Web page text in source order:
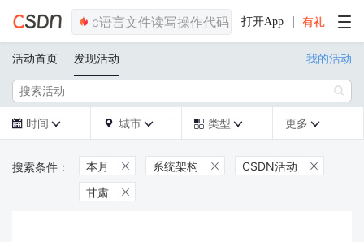
打开App
活动首页 发现活动 我的活动

 时间   城市   类型  更多 
本月  系统架构  CSDN活动 
甘肃 